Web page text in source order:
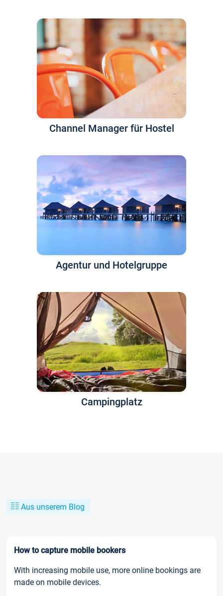
Channel Manager für Hostel
Agentur und Hotelgruppe
Campingplatz
Aus unserem Blog
How to capture mobile bookers
With increasing mobile use, more online bookings are
made on mobile devices.